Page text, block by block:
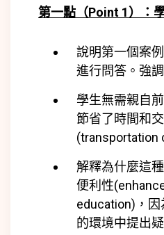
第一點（Point 1）：
說明第一個案
進行問答。強
學生無需親自
節省了時間和
(transportation
解釋為什麼這
便利性(
education) ，
的環境中提出疑